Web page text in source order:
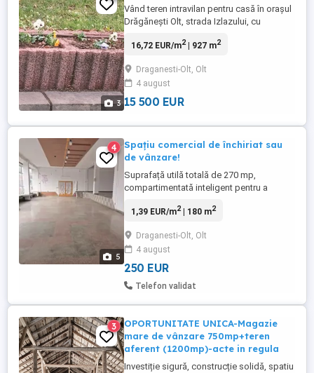
3
Vând teren intravilan pentru casă în orașul
Drăgănești Olt, strada Izlazului, cu
gaze, curent electric, cablu TV și internet,
15500 euro (ușor negociabil)
16,72 EUR/m2| 927 m2
Draganesti-Olt, Olt
4 august
15 500 EUR
5
4
Spațiu comercial de închiriat sau
de vânzare!
Suprafață utilă totală de 270 mp,
compartimentată inteligent pentru a
vânzare: 115.75 mp ideal pentru expunere
spațiu de depozitare eficient organizat.
Vestiar: 4.30 mp perfect pentru personalul
angajat. Grup ...
1,39 EUR/m2| 180 m2
Draganesti-Olt, Olt
4 august
250 EUR
Telefon validat
3
OPORTUNITATE UNICA-Magazie
mare de vânzare 750mp+teren
aferent (1200mp)-acte in regula
Investiție sigură, construcție solidă, spatiu